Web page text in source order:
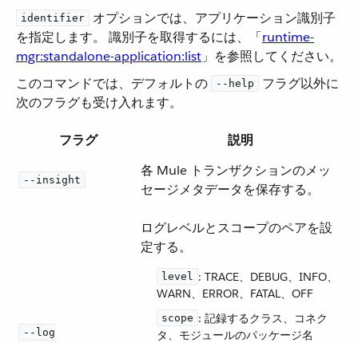
identifier
​ オプションでは、アプリケーション識別子
を指定します。 識別子を取得するには、「​runtime-
mgr:standalone-application:list ​」を参照してください。
このコマンドでは、デフォルトの ​
--help
​ フラグ以外に
次のフラグも受け入れます。
フラグ 説明
--insight
各 Mule トランザクションのメッ
セージメタデータを保存する。
--log
ログレベルとスコープのペアを設
定する。
level ​: TRACE、DEBUG、INFO、
WARN、ERROR、FATAL、OFF
scope ​: 記録するクラス、コネク
タ、モジュールのパッケージ名